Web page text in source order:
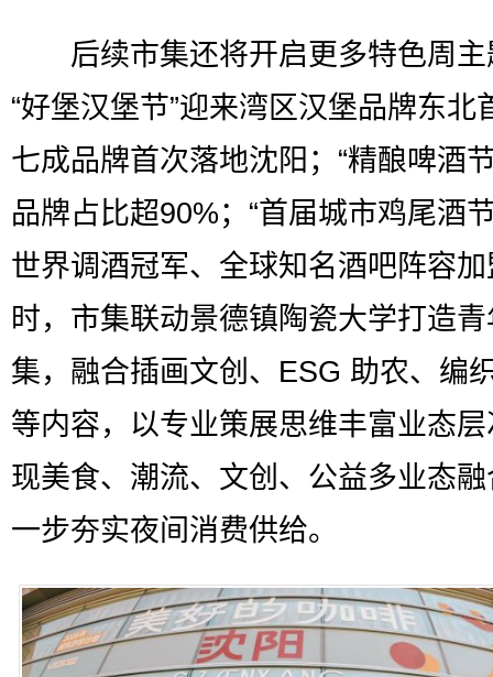
后续市集还将开启更多特色周主
“好堡汉堡节”迎来湾区汉堡品牌东北
七成品牌首次落地沈阳；“精酿啤酒
品牌占比超90%；“首届城市鸡尾酒
世界调酒冠军、全球知名酒吧阵容
时，市集联动景德镇陶瓷大学打造
集，融合插画文创、ESG 助农、编
等内容，以专业策展思维丰富业态
现美食、潮流、文创、公益多业态
一步夯实夜间消费供给。